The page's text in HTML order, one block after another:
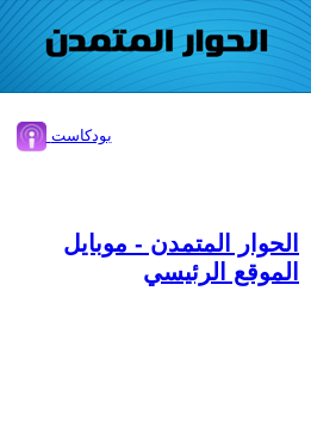
بودكاست
الحوار المتمدن - موبايل
الموقع الرئيسي